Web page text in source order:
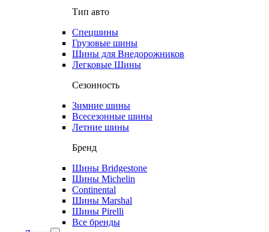
Тип авто
Спецшины
Грузовые шины
Шины для Внедорожников
Легковые Шины
Сезонность
Зимние шины
Всесезонные шины
Летние шины
Бренд
Шины Bridgestone
Шины Michelin
Continental
Шины Marshal
Шины Pirelli
Все бренды